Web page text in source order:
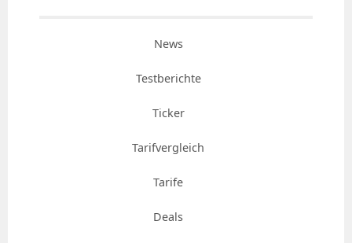
News
Testberichte
Ticker
Tarifvergleich
Tarife
Deals